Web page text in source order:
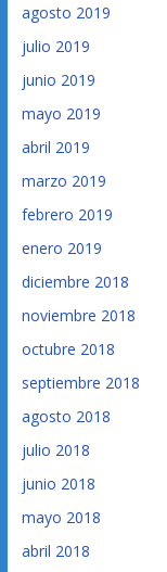
agosto 2019
julio 2019
junio 2019
mayo 2019
abril 2019
marzo 2019
febrero 2019
enero 2019
diciembre 2018
noviembre 2018
octubre 2018
septiembre 2018
agosto 2018
julio 2018
junio 2018
mayo 2018
abril 2018